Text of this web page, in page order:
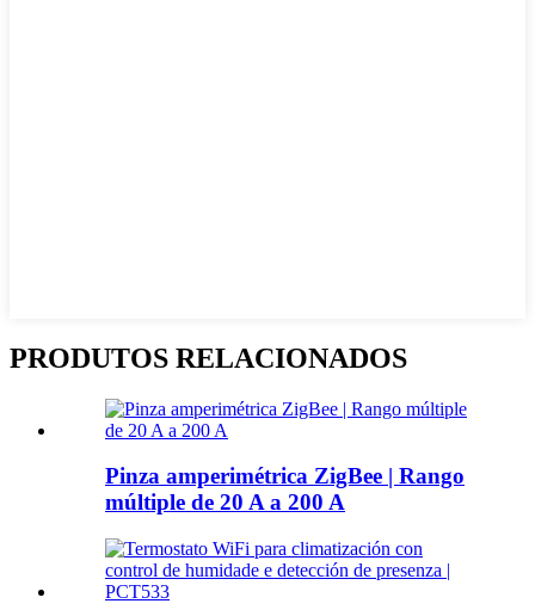
PRODUTOS RELACIONADOS
Pinza amperimétrica ZigBee | Rango
múltiple de 20 A a 200 A